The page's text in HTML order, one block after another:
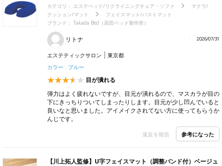
カテゴリ： エステベッド/リクライニングチェア・ソファ
マクラ/
クッション/マット
フェイスマット/バストマット
ブランド： Takada Bed（高田ベッド製作所）
リトナ 2026/07/31
エステティックサロン
東京都
カラー : ブルー
目が潰れる
弾力はよく疲れないですが、目元が潰れるので、マスカラが目の
下にきっちりついてしまったりします。目元が少し凹んでいると
良いなと思いました。アイメイクされてない方に使ってもらうか
んじです。
違反を報告 参考になった
【川上拓人監修】U字フェイスマット（調整バンド付）ベージュ